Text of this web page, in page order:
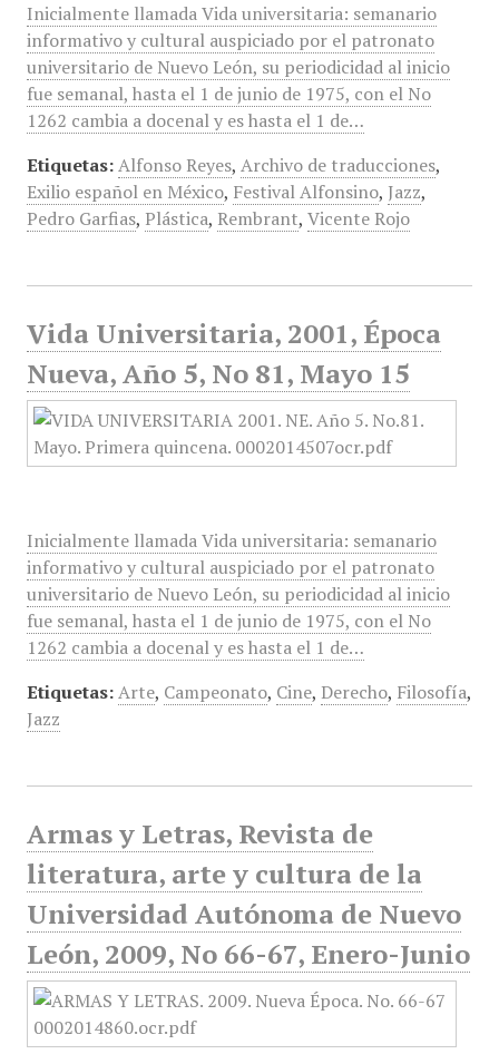
Inicialmente llamada Vida universitaria: semanario
informativo y cultural auspiciado por el patronato
universitario de Nuevo León, su periodicidad al inicio
fue semanal, hasta el 1 de junio de 1975, con el No
1262 cambia a docenal y es hasta el 1 de…
Etiquetas: Alfonso Reyes, Archivo de traducciones,
Exilio español en México, Festival Alfonsino, Jazz,
Pedro Garfias, Plástica, Rembrant, Vicente Rojo
Vida Universitaria, 2001, Época
Nueva, Año 5, No 81, Mayo 15
Inicialmente llamada Vida universitaria: semanario
informativo y cultural auspiciado por el patronato
universitario de Nuevo León, su periodicidad al inicio
fue semanal, hasta el 1 de junio de 1975, con el No
1262 cambia a docenal y es hasta el 1 de…
Etiquetas: Arte, Campeonato, Cine, Derecho, Filosofía,
Jazz
Armas y Letras, Revista de
literatura, arte y cultura de la
Universidad Autónoma de Nuevo
León, 2009, No 66-67, Enero-Junio